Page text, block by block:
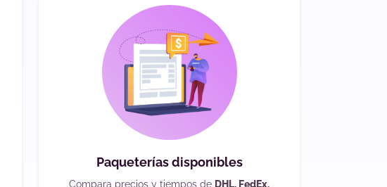
Paqueterías disponibles
Compara precios y tiempos de DHL, FedEx,